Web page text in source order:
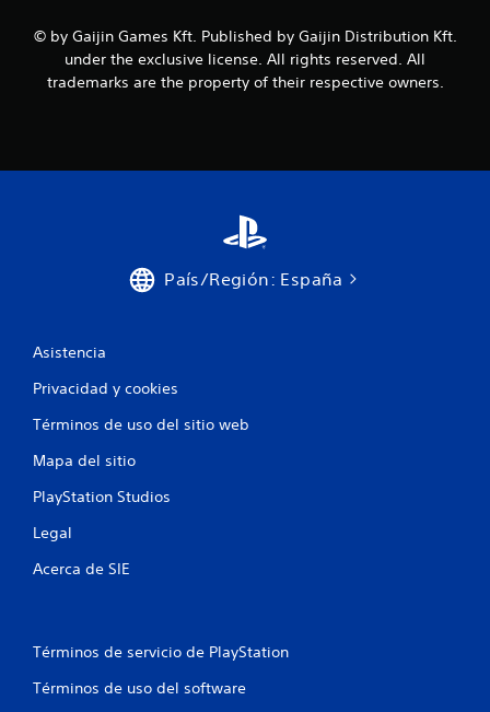
© by Gaijin Games Kft. Published by Gaijin Distribution Kft.
under the exclusive license. All rights reserved. All
trademarks are the property of their respective owners.
País/Región: España
Asistencia
Privacidad y cookies
Términos de uso del sitio web
Mapa del sitio
PlayStation Studios
Legal
Acerca de SIE
Términos de servicio de PlayStation
Términos de uso del software